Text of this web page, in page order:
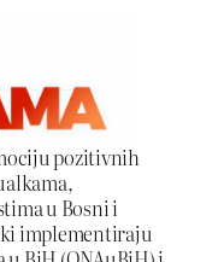
pozitivnih
u Bosni i
implementiraju